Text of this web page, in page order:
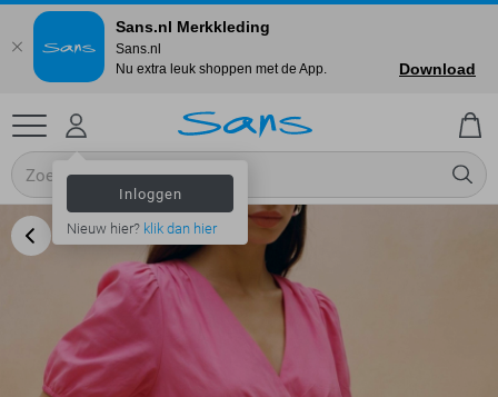
Inloggen
Nieuw hier? klik dan hier
Sans.nl Merkkleding
Sans.nl
Nu extra leuk shoppen met de App.
Download